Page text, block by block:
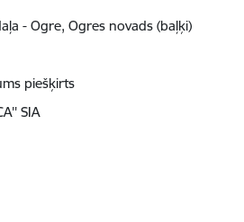
- Ogre, Ogres novads (baļķi)
piešķirts
SIA